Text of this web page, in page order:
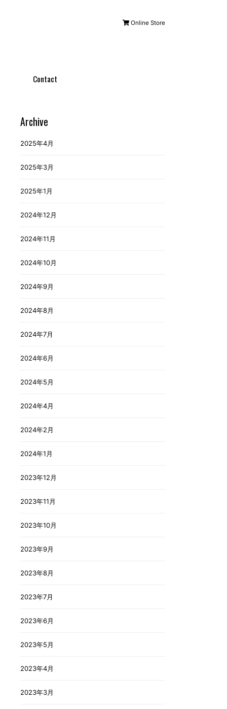
Online Store
Contact
Archive
2025年4月
2025年3月
2025年1月
2024年12月
2024年11月
2024年10月
2024年9月
2024年8月
2024年7月
2024年6月
2024年5月
2024年4月
2024年2月
2024年1月
2023年12月
2023年11月
2023年10月
2023年9月
2023年8月
2023年7月
2023年6月
2023年5月
2023年4月
2023年3月